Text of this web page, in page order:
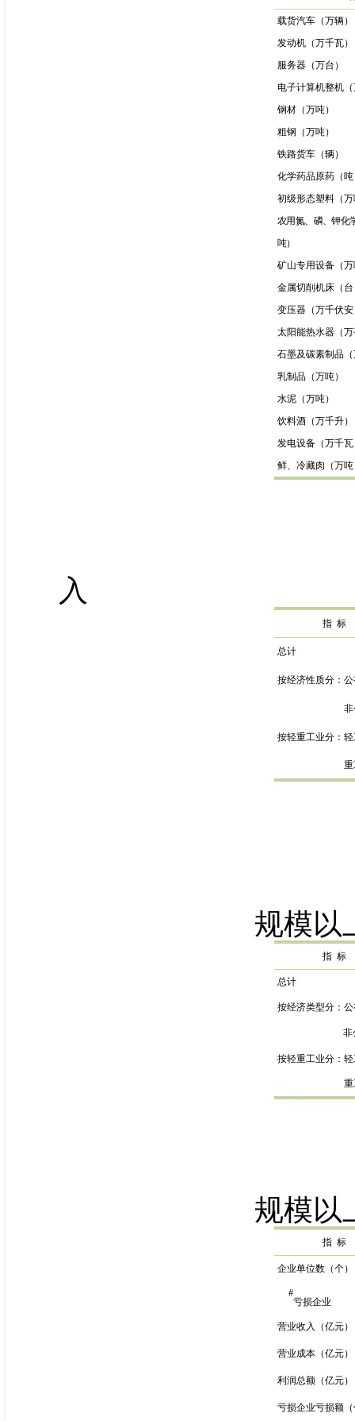
载货汽车（万辆）
发动机（万千瓦）
服务器（万台）
电子计算机整机
钢材（万吨）
粗钢（万吨）
铁路货车（辆）
化学药品原药（吨
初级形态塑料（
农用氮、磷、钾化
吨）
矿山专用设备（
金属切削机床（台
变压器（万千伏安
太阳能热水器（
石墨及碳素制品
乳制品（万吨）
水泥（万吨）
饮料酒（万千升）
发电设备（万千瓦
鲜、冷藏肉（万吨
入
指 标
总计
按经济性质分：
按轻重工业分：
重
规模以
指 标
总计
按经济类型分：
非
按轻重工业分：
重
规模以
指 标
企业单位数（个）
#
亏损企业
营业收入（亿元）
营业成本（亿元）
利润总额（亿元）
亏损企业亏损额